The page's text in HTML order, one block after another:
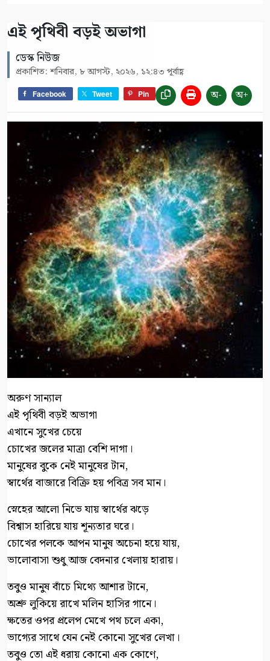
এই পৃথিবী বড়ই অভাগা
ডেস্ক নিউজ
প্রকাশিত: শনিবার, ৮ আগস্ট, ২০২৬, ১২:৪৩ পূর্বাহ্ণ
Facebook Tweet Pin অ- অ+
অরুণ সান্যাল
এই পৃথিবী বড়ই অভাগা
এখানে সুখের চেয়ে
চোখের জলের মাত্রা বেশি দাগা।
মানুষের বুকে নেই মানুষের টান,
স্বার্থের বাজারে বিক্রি হয় পবিত্র সব মান।
স্নেহের আলো নিভে যায় স্বার্থের ঝড়ে
বিশ্বাস হারিয়ে যায় শূন্যতার ঘরে।
চোখের পলকে আপন মানুষ অচেনা হয়ে যায়,
ভালোবাসা শুধু আজ বেদনার খেলায় হারায়।
তবুও মানুষ বাঁচে মিথ্যে আশার টানে,
অশ্রু লুকিয়ে রাখে মলিন হাসির গানে।
ক্ষতের ওপর প্রলেপ মেখে পথ চলে একা,
ভাগ্যের সাথে যেন নেই কোনো সুখের লেখা।
তবুও তো এই ধরায় কোনো এক কোণে,